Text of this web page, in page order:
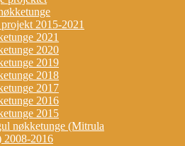
projekt 2015-2021
2021
2020
2019
2018
2017
2016
2015
nøkketunge (Mitrula
2008-2016